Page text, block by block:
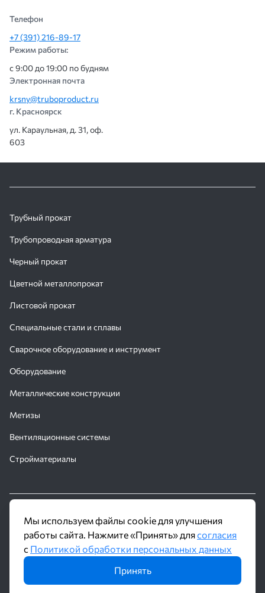
Телефон
+7 (391) 216-89-17
Режим работы:
с 9:00 до 19:00 по будням
Электронная почта
krsny@truboproduct.ru
г. Красноярск
ул. Караульная, д. 31, оф.
603
Трубный прокат
Трубопроводная арматура
Черный прокат
Цветной металлопрокат
Листовой прокат
Специальные стали и сплавы
Сварочное оборудование и инструмент
Оборудование
Металлические конструкции
Метизы
Вентиляционные системы
Стройматериалы
© 2016 - 2026 Производственное объединение «Трубное
Решение»
Политика обработки персональных данных
Информация на сайте не является публичной офертой и носит
ознакомительный характер. Наличие, описание и цены уточняйте у
Мы используем файлы cookie для улучшения
работы сайта. Нажмите «Принять» длясогласия
с Политикой обработки персональных данных
Принять